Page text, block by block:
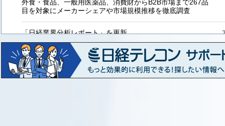
外食・食品、一般用医薬品、消費財からB2B市場まで267品
目を対象にメーカーシェアや市場規模推移を徹底調査
「日経業界分析レポート」を更新
「工業用プラスチック製品」「システムインテグレーター」
など20業界の内容を刷新
「東洋経済海外進出企業情報」の2026年版、約3万6千社を
収録